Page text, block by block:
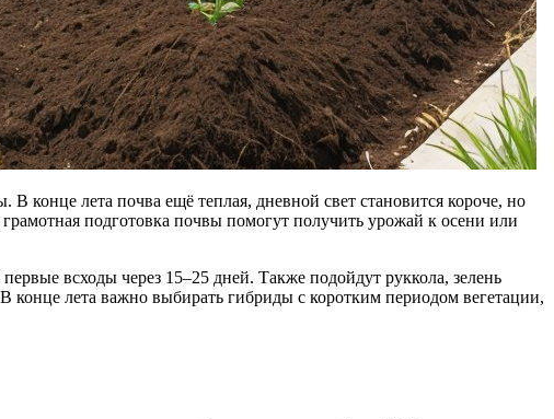
конце лета почва ещё теплая, дневной свет становится короче, но
подготовка почвы помогут получить урожай к осени или
всходы через 15–25 дней. Также подойдут руккола, зелень
лета важно выбирать гибриды с коротким периодом вегетации,